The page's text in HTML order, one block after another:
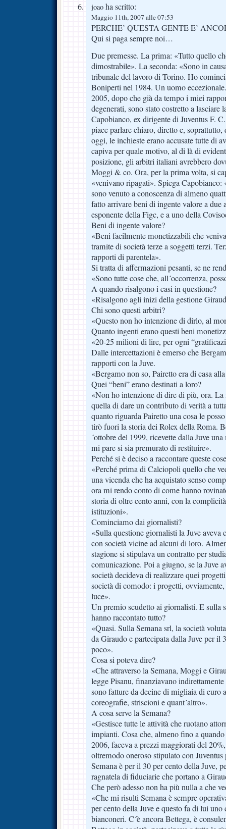
joao ha scritto:
Maggio 11th, 2007 alle 07:53
PERCHE’ QUESTA GENTE E’
Qui si paga sempre noi…
Due premesse. La prima: «Tutto quello
dimostrabile». La seconda: «Sono in
tribunale del lavoro di Torino. Ho
Boniperti nel 1984. Un uomo
2005, dopo che già da tempo i miei
degenerati, sono stato costretto a lasciare
Capobianco, ex dirigente di Juventus F.
piace parlare chiaro, diretto e, soprattutto,
oggi, le inchieste erano accusate tutte di
capiva per quale motivo, al di là di
posizione, gli arbitri italiani avrebbero
Moggi & co. Ora, per la prima volta, si
«venivano ripagati». Spiega
sono venuto a conoscenza di almeno
fatto arrivare beni di ingente valore a due
esponente della Figc, e a uno della
Beni di ingente valore?
«Beni facilmente monetizzabili che
tramite di società terze a soggetti terzi.
rapporti di parentela».
Si tratta di affermazioni pesanti, se ne
«Sono tutte cose che, all´occorrenza,
A quando risalgono i casi in questione?
«Risalgono agli inizi della gestione
Chi sono questi arbitri?
«Questo non ho intenzione di dirlo, al
Quanto ingenti erano questi beni
«20-25 milioni di lire, per ogni
Dalle intercettazioni è emerso che
rapporti con la Juve.
«Bergamo non so, Pairetto era di casa
Quei “beni” erano destinati a loro?
«Non ho intenzione di dire di più, ora.
quella di dare un contributo di verità a
quanto riguarda Pairetto una cosa le
tirò fuori la storia dei Rolex della Roma.
´ottobre del 1999, ricevette dalla Juve
mi pare si sia premurato di restituire».
Perché si è deciso a raccontare queste
«Perché prima di Calciopoli quello che
una vicenda che ha acquistato senso
ora mi rendo conto di come hanno
storia di oltre cento anni, con la
istituzioni».
Cominciamo dai giornalisti?
«Sulla questione giornalisti la Juve aveva
con società vicine ad alcuni di loro.
stagione si stipulava un contratto per
comunicazione. Poi a giugno, se la Juve
società decideva di realizzare quei
società di comodo: i progetti,
luce».
Un premio scudetto ai giornalisti. E sulla
hanno raccontato tutto?
«Quasi. Sulla Semana srl, la società
da Giraudo e partecipata dalla Juve per il
poco».
Cosa si poteva dire?
«Che attraverso la Semana, Moggi e
legge Pisanu, finanziavano
sono fatture da decine di migliaia di euro
coreografie, striscioni e quant´altro».
A cosa serve la Semana?
«Gestisce tutte le attività che ruotano
impianti. Cosa che, almeno fino a
2006, faceva a prezzi maggiorati del
oltremodo oneroso stipulato con
Semana è per il 30 per cento della Juve,
ragnatela di fiduciarie che portano a
Che però adesso non ha più nulla a che
«Che mi risulti Semana è sempre
per cento della Juve e questo fa di lui
bianconeri. C´è ancora Bettega, è